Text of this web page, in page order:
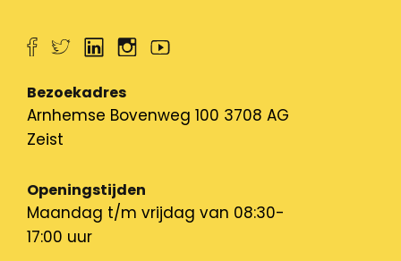
Bezoekadres
Arnhemse Bovenweg 100 3708 AG
Zeist
Openingstijden
Maandag t/m vrijdag van 08:30-
17:00 uur